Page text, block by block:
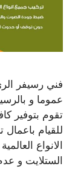
فني رسيفر
عموما و
تقوم بتوفير
للقيام
الانواع
الستلايت و